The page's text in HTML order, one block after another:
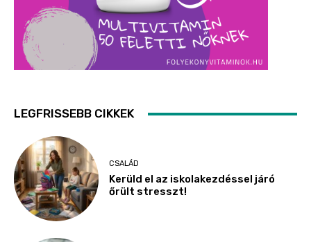
LEGFRISSEBB CIKKEK
CSALÁD
Kerüld el az iskolakezdéssel járó
őrült stresszt!